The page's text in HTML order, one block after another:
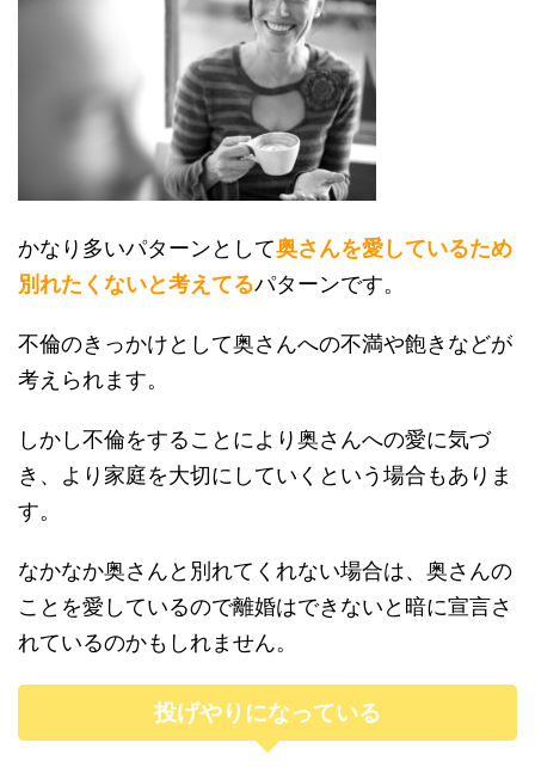
かなり多いパターンとして奥さんを愛しているため
別れたくないと考えてるパターンです。
不倫のきっかけとして奥さんへの不満や飽きなどが
考えられます。
しかし不倫をすることにより奥さんへの愛に気づ
き、より家庭を大切にしていくという場合もありま
す。
なかなか奥さんと別れてくれない場合は、奥さんの
ことを愛しているので離婚はできないと暗に宣言さ
れているのかもしれません。
投げやりになっている